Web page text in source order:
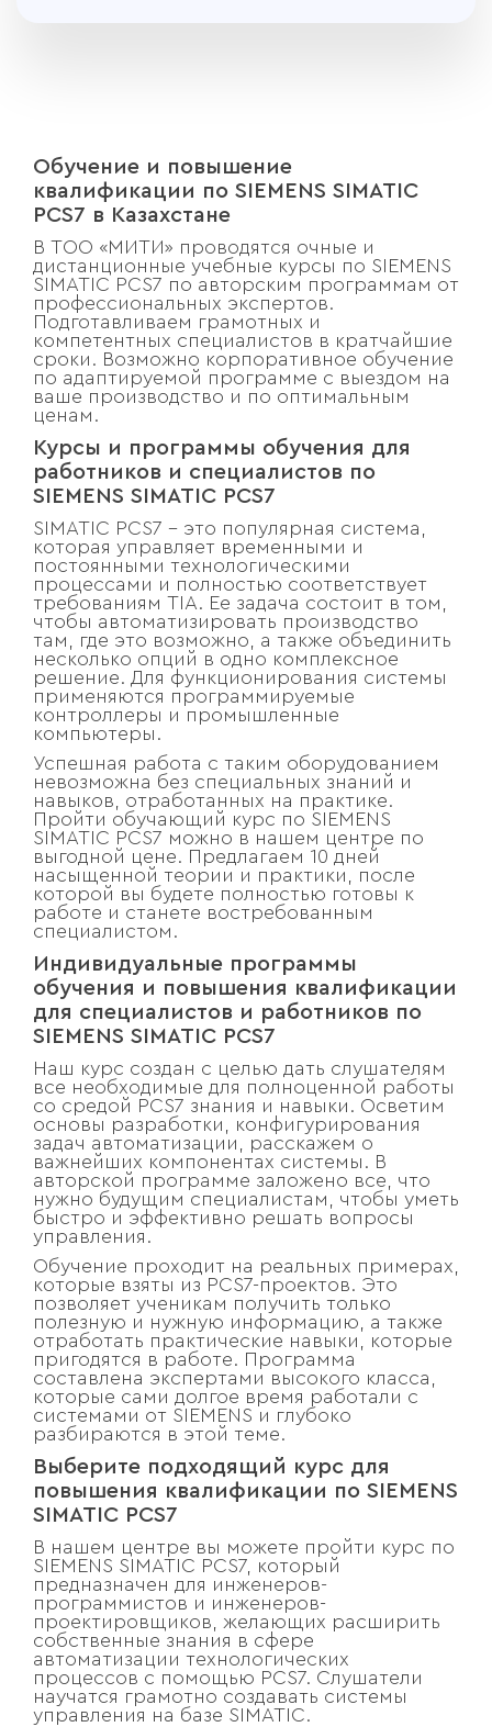
Обучение и повышение
квалификации по SIEMENS SIMATIC
PCS7 в Казахстане
В ТОО «МИТИ» проводятся очные и
дистанционные учебные курсы по SIEMENS
SIMATIC PCS7 по авторским программам от
профессиональных экспертов.
Подготавливаем грамотных и
компетентных специалистов в кратчайшие
сроки. Возможно корпоративное обучение
по адаптируемой программе с выездом на
ваше производство и по оптимальным
ценам.
Курсы и программы обучения для
работников и специалистов по
SIEMENS SIMATIC PCS7
SIMATIC PCS7 – это популярная система,
которая управляет временными и
постоянными технологическими
процессами и полностью соответствует
требованиям TIA. Ее задача состоит в том,
чтобы автоматизировать производство
там, где это возможно, а также объединить
несколько опций в одно комплексное
решение. Для функционирования системы
применяются программируемые
контроллеры и промышленные
компьютеры.
Успешная работа с таким оборудованием
невозможна без специальных знаний и
навыков, отработанных на практике.
Пройти обучающий курс по SIEMENS
SIMATIC PCS7 можно в нашем центре по
выгодной цене. Предлагаем 10 дней
насыщенной теории и практики, после
которой вы будете полностью готовы к
работе и станете востребованным
специалистом.
Индивидуальные программы
обучения и повышения квалификации
для специалистов и работников по
SIEMENS SIMATIC PCS7
Наш курс создан с целью дать слушателям
все необходимые для полноценной работы
со средой PCS7 знания и навыки. Осветим
основы разработки, конфигурирования
задач автоматизации, расскажем о
важнейших компонентах системы. В
авторской программе заложено все, что
нужно будущим специалистам, чтобы уметь
быстро и эффективно решать вопросы
управления.
Обучение проходит на реальных примерах,
которые взяты из PCS7-проектов. Это
позволяет ученикам получить только
полезную и нужную информацию, а также
отработать практические навыки, которые
пригодятся в работе. Программа
составлена экспертами высокого класса,
которые сами долгое время работали с
системами от SIEMENS и глубоко
разбираются в этой теме.
Выберите подходящий курс для
повышения квалификации по SIEMENS
SIMATIC PCS7
В нашем центре вы можете пройти курс по
SIEMENS SIMATIC PCS7, который
предназначен для инженеров-
программистов и инженеров-
проектировщиков, желающих расширить
собственные знания в сфере
автоматизации технологических
процессов с помощью PCS7. Слушатели
научатся грамотно создавать системы
управления на базе SIMATIC.